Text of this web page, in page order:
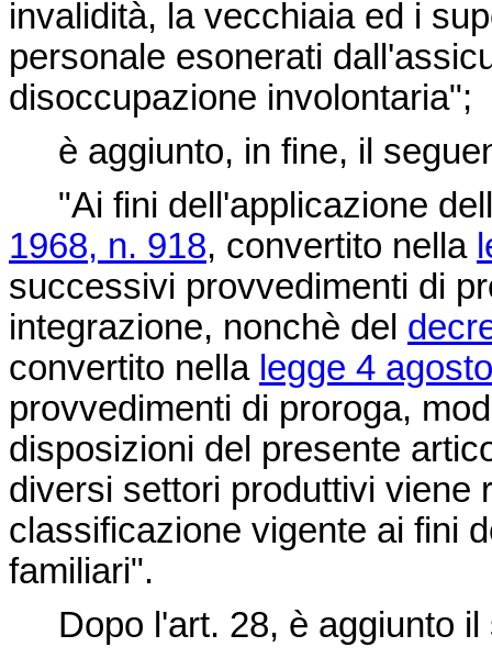
invalidità, la vecchiaia ed i
personale esonerati
disoccupazione involontaria";
è aggiunto, in fine, il
"Ai fini dell'applicazione
1968, n. 918, convertito nella
successivi provvedimenti di
integrazione, nonchè del
convertito nella legge 4
provvedimenti di proroga,
disposizioni del presente
diversi settori produttivi viene
classificazione vigente ai fini
familiari".
Dopo l'art. 28, è aggiunto il